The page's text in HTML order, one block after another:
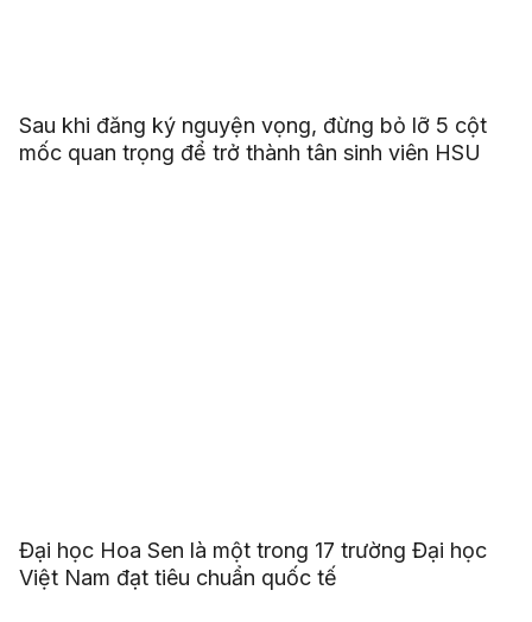
Sau khi đăng ký nguyện vọng, đừng bỏ lỡ 5 cột
mốc quan trọng để trở thành tân sinh viên HSU
Đại học Hoa Sen là một trong 17 trường Đại học
Việt Nam đạt tiêu chuẩn quốc tế